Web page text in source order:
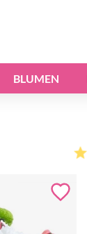
BLUMEN